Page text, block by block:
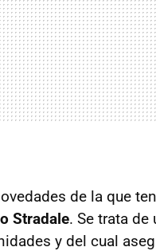
de la que
Stradale. Se trata de
y del cual